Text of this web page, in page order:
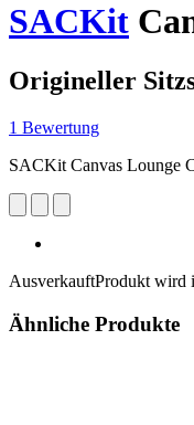
SACKit
Origineller
1 Bewertung
SACKit Canvas Lounge
AusverkauftProdukt wird
Ähnliche Produkte